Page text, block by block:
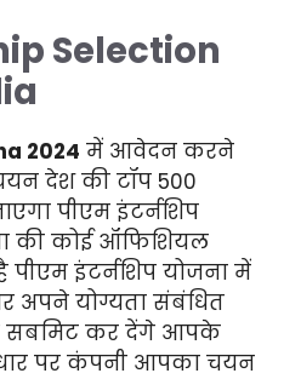
Selection
2024 में आवेदन करने
देश की टॉप 500
पीएम इंटर्नशिप
की कोई ऑफिशियल
पीएम इंटर्नशिप योजना में
अपने योग्यता संबंधित
सबमिट कर देंगे आपके
पर कंपनी आपका चयन